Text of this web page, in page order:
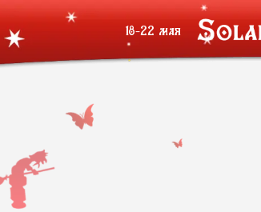
18-22 мая